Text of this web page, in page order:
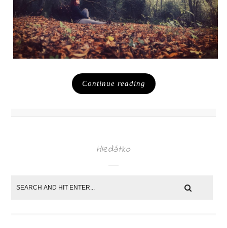
Continue reading
Hledátko